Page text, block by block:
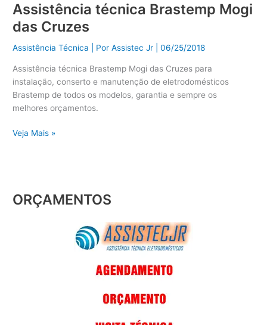
Assistência técnica Brastemp Mogi
das Cruzes
Assistência Técnica | PorAssistec Jr |06/25/2018
Assistência técnica Brastemp Mogi das Cruzes para
instalação, conserto e manutenção de eletrodomésticos
Brastemp de todos os modelos, garantia e sempre os
melhores orçamentos.
Assistência
técnica
Brastemp
Mogi
Cruzes
Veja Mais »
ORÇAMENTOS